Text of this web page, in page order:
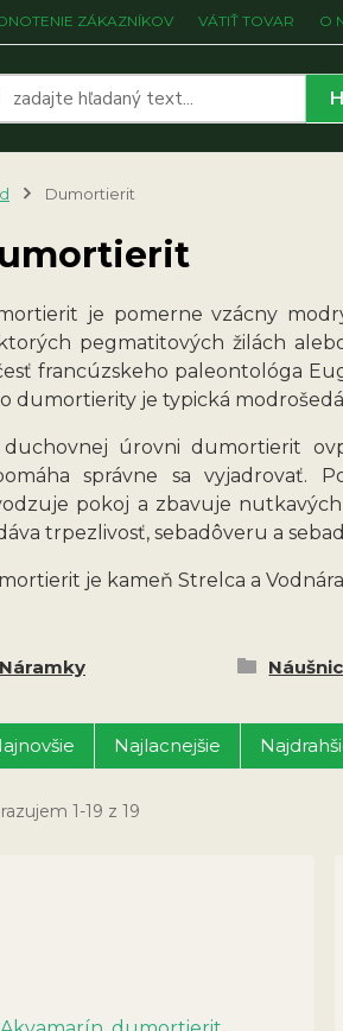
ZÁKAZNÍKOV VÁTIŤ TOVAR O
Dumortierit
je pomerne vzácny
pegmatitových žilách
francúzskeho paleontológa
dumortierity je typická
duchovnej úrovni dumortierit
správne sa vyjadrovať.
pokoj a zbavuje
trpezlivosť, sebadôveru a
je kameň Strelca a
Náramky
Najlacnejšie
1-19 z 19